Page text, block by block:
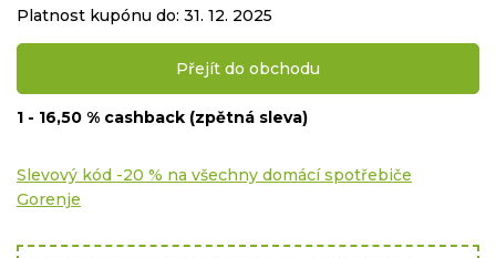
Copyright © 2019 - 2026. Všechna práva vyhrazena.
Platnost kupónu do: 31. 12. 2025
Přejít do obchodu
1 - 16,50 % cashback (zpětná sleva)
Slevový kód -20 % na všechny domácí spotřebiče
Gorenje